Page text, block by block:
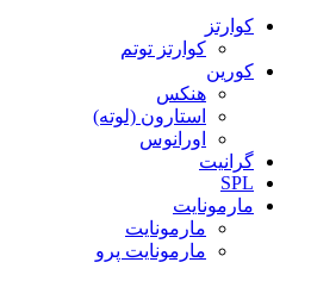
کوارتز
کوارتز توتم
کورین
هنکس
استارون (لوته)
اورانوس
گرانیت
SPL
مارمونایت
مارمونایت
مارمونایت پرو